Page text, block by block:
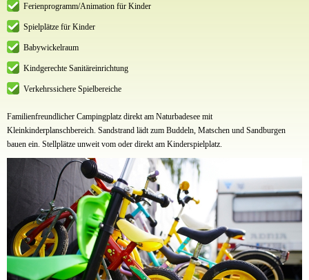
Ferienprogramm/Animation für Kinder
Spielplätze für Kinder
Babywickelraum
Kindgerechte Sanitäreinrichtung
Verkehrssichere Spielbereiche
Familienfreundlicher Campingplatz direkt am Naturbadesee mit
Kleinkinderplanschbereich. Sandstrand lädt zum Buddeln, Matschen und Sandburgen
bauen ein. Stellplätze unweit vom oder direkt am Kinderspielplatz.